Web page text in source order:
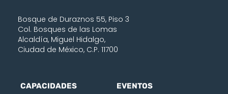
Bosque de Duraznos 55, Piso 3
Col. Bosques de las Lomas
Alcaldía, Miguel Hidalgo,
Ciudad de México, C.P. 11700
CAPACIDADES EVENTOS